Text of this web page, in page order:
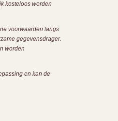
kosteloos worden
voorwaarden langs
gegevensdrager.
worden
en kan de